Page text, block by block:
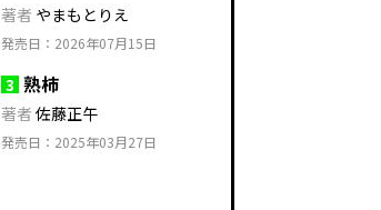
著者 やまもとりえ
発売日：2026年07月15日
3 熟柿
著者 佐藤正午
発売日：2025年03月27日